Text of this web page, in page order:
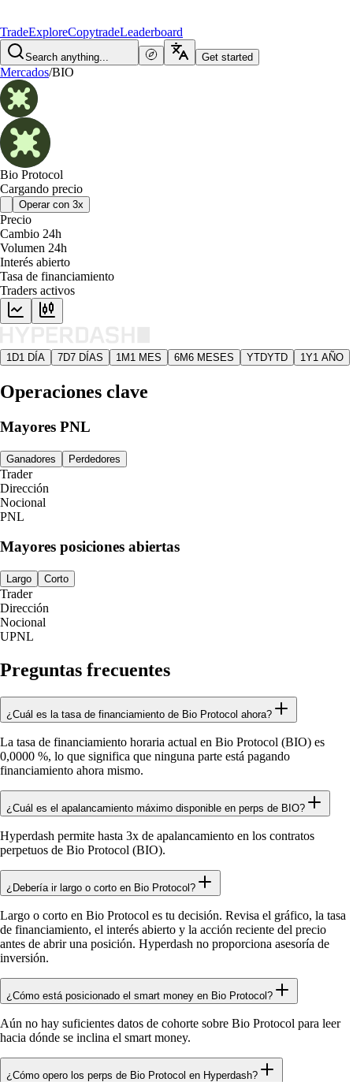
TradeExploreCopytradeLeaderboard
Search anything... Get started
Mercados/BIO
Bio Protocol
Cargando precio
Operar con 3x
Precio
Cambio 24h
Volumen 24h
Interés abierto
Tasa de financiamiento
Traders activos
1D1 DÍA 7D7 DÍAS 1M 1 MES 6M6 MESES YTDYTD 1Y1 AÑO
Operaciones clave
Mayores PNL
Ganadores Perdedores
Trader
Dirección
Nocional
PNL
Mayores posiciones abiertas
Largo Corto
Trader
Dirección
Nocional
UPNL
Preguntas frecuentes
¿Cuál es la tasa de financiamiento de Bio Protocol ahora?
La tasa de financiamiento horaria actual en Bio Protocol (BIO) es
0,0000 %, lo que significa que ninguna parte está pagando
financiamiento ahora mismo.
¿Cuál es el apalancamiento máximo disponible en perps de BIO?
Hyperdash permite hasta 3x de apalancamiento en los contratos
perpetuos de Bio Protocol (BIO).
¿Debería ir largo o corto en Bio Protocol?
Largo o corto en Bio Protocol es tu decisión. Revisa el gráfico, la tasa
de financiamiento, el interés abierto y la acción reciente del precio
antes de abrir una posición. Hyperdash no proporciona asesoría de
inversión.
¿Cómo está posicionado el smart money en Bio Protocol?
Aún no hay suficientes datos de cohorte sobre Bio Protocol para leer
hacia dónde se inclina el smart money.
¿Cómo opero los perps de Bio Protocol en Hyperdash?